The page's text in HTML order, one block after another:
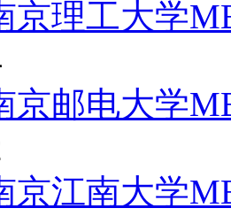
京理工大学
京邮电大学
京江南大学